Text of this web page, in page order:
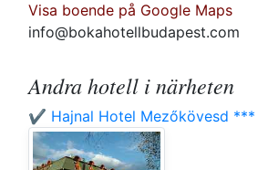
Visa boende på Google Maps
info@bokahotellbudapest.com
Andra hotell i närheten
✔️ Hajnal Hotel Mezőkövesd ***